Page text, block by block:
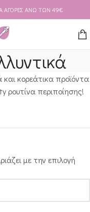
ΑΓΟΡΕΣ ΑΝΩ ΤΩΝ 49€
και κορεάτικα προϊόντα
ρουτίνα περιποίησης!
με την επιλογή